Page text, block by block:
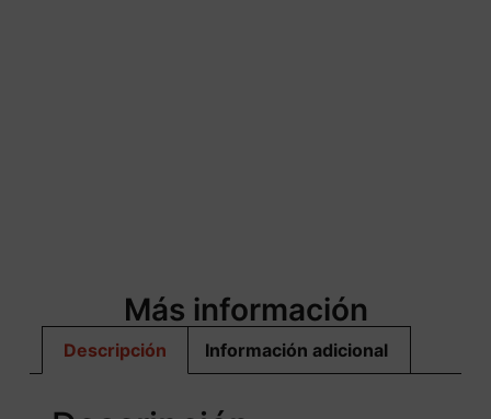
Más información
Descripción Información adicional